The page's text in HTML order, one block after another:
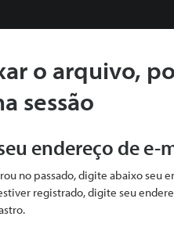
o arquivo,
sessão
endereço de e-
no passado, digite abaixo seu
registrado, digite seu